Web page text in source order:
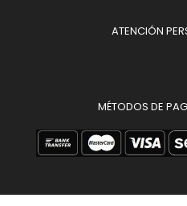
ATENCIÓN
MÉTODOS DE